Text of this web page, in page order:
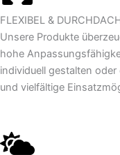
FLEXIBEL &
Unsere Produkte
hohe
individuell gestalten
und vielfältige